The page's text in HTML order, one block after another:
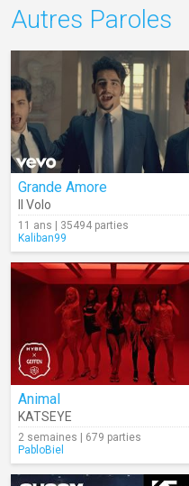
Autres Paroles
Grande Amore
Il Volo
11 ans | 35494 parties
Kaliban99
Animal
KATSEYE
2 semaines | 679 parties
PabloBiel